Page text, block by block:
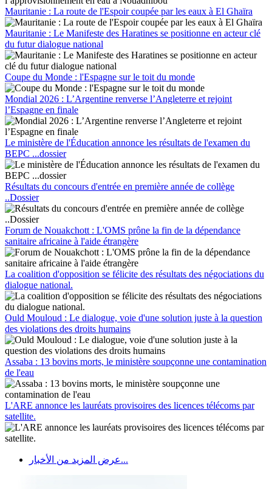
Mauritanie : La route de l'Espoir coupée par les eaux à El Ghaïra
Mauritanie : Le Manifeste des Haratines se positionne en acteur clé
du futur dialogue national
Coupe du Monde : l'Espagne sur le toit du monde
Mondial 2026 : L’Argentine renverse l’Angleterre et rejoint
l’Espagne en finale
Le ministère de l'Éducation annonce les résultats de l'examen du
BEPC ...dossier
Résultats du concours d'entrée en première année de collège
..Dossier
Forum de Nouakchott : L'OMS prône la fin de la dépendance
sanitaire africaine à l'aide étrangère
La coalition d'opposition se félicite des résultats des négociations du
dialogue national.
Ould Mouloud : Le dialogue, voie d'une solution juste à la question
des violations des droits humains
Assaba : 13 bovins morts, le ministère soupçonne une contamination
de l'eau
L'ARE annonce les lauréats provisoires des licences télécoms par
satellite.
عرض المزيد من الأخبار...